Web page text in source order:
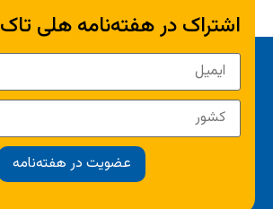
اشتراک در هفته‌نامه هلی تاک
عضویت در هفته‌نامه